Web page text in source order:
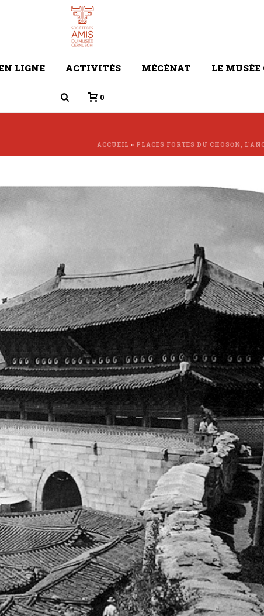
LIGNE ACTIVITÉS MÉCÉNAT LE MUSÉE
0
ACCUEIL » PLACES FORTES DU CHOSŎN,